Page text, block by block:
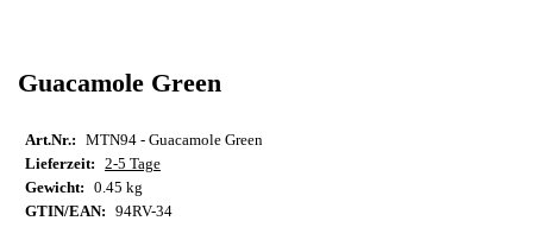
Guacamole Green
Art.Nr.:
MTN94 - Guacamole Green
Lieferzeit:
2-5 Tage
Gewicht:
0.45 kg
GTIN/EAN:
94RV-34